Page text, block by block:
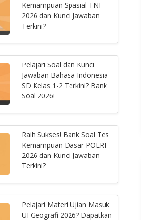
Kemampuan Spasial TNI
2026 dan Kunci Jawaban
Terkini?
Pelajari Soal dan Kunci
Jawaban Bahasa Indonesia
SD Kelas 1-2 Terkini? Bank
Soal 2026!
Raih Sukses! Bank Soal Tes
Kemampuan Dasar POLRI
2026 dan Kunci Jawaban
Terkini?
Pelajari Materi Ujian Masuk
UI Geografi 2026? Dapatkan